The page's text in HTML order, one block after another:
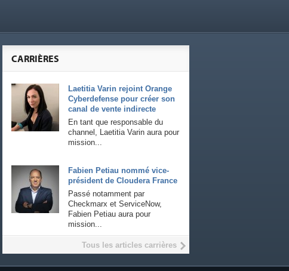
CARRIÈRES
Laetitia Varin rejoint Orange
Cyberdefense pour créer son
canal de vente indirecte
En tant que responsable du
channel, Laetitia Varin aura pour
mission...
Fabien Petiau nommé vice-
président de Cloudera France
Passé notamment par
Checkmarx et ServiceNow,
Fabien Petiau aura pour
mission...
Tous les articles carrières